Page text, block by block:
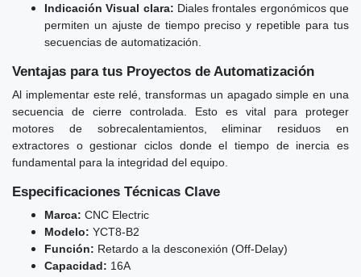
Indicación Visual clara: Diales frontales ergonómicos que
permiten un ajuste de tiempo preciso y repetible para tus
secuencias de automatización.
Ventajas para tus Proyectos de Automatización
Al implementar este relé, transformas un apagado simple en una
secuencia de cierre controlada. Esto es vital para proteger
motores de sobrecalentamientos, eliminar residuos en
extractores o gestionar ciclos donde el tiempo de inercia es
fundamental para la integridad del equipo.
Especificaciones Técnicas Clave
Marca: CNC Electric
Modelo: YCT8-B2
Función: Retardo a la desconexión (Off-Delay)
Capacidad: 16A